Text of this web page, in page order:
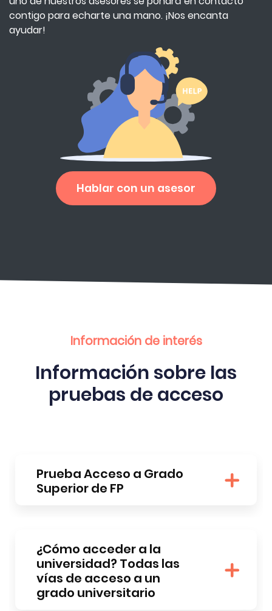
contigo para echarte una mano. ¡Nos encanta
ayudar!
Hablar con un asesor
Información de interés
Información sobre las
pruebas de acceso
Prueba Acceso a Grado
Superior de FP
¿Cómo acceder a la
universidad? Todas las
vías de acceso a un
grado universitario